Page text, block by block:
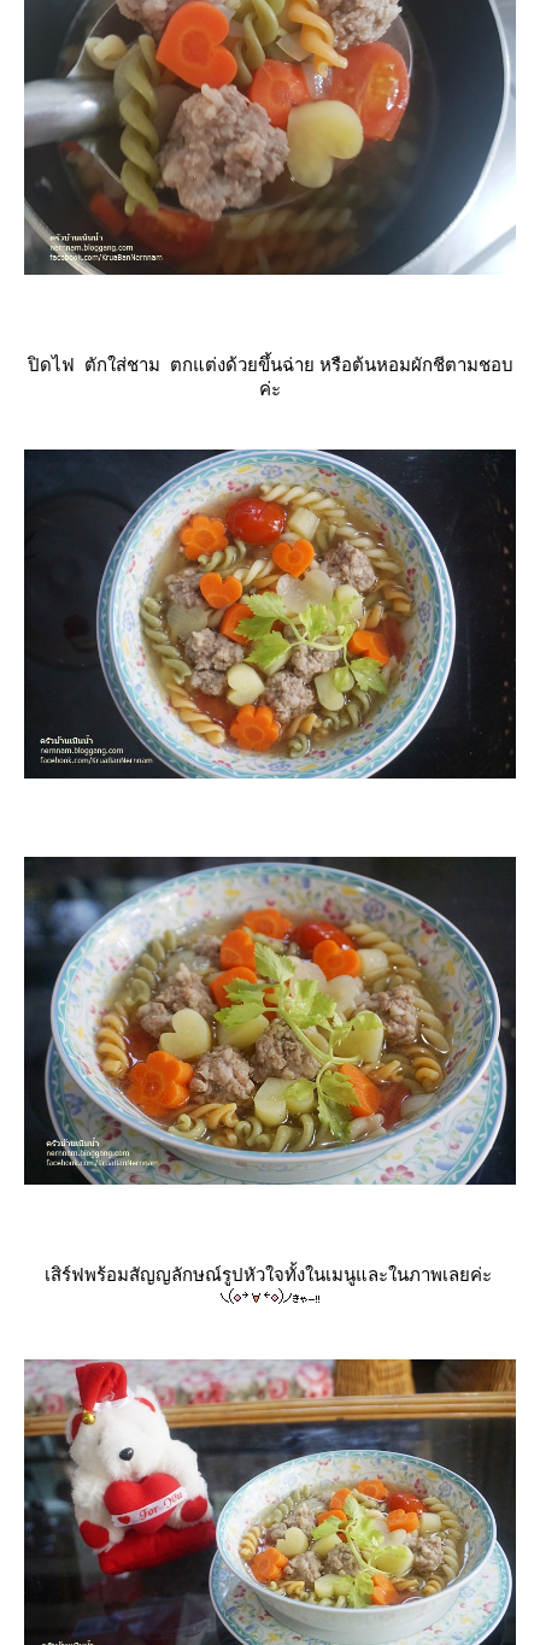
ปิดไฟ ตักใส่ชาม ตกแต่งด้วยขึ้นฉ่าย หรือต้นหอมผักชีตามชอบ
ค่ะ
เสิร์ฟพร้อมสัญญลักษณ์รูปหัวใจทั้งในเมนูและในภาพเลยค่ะ